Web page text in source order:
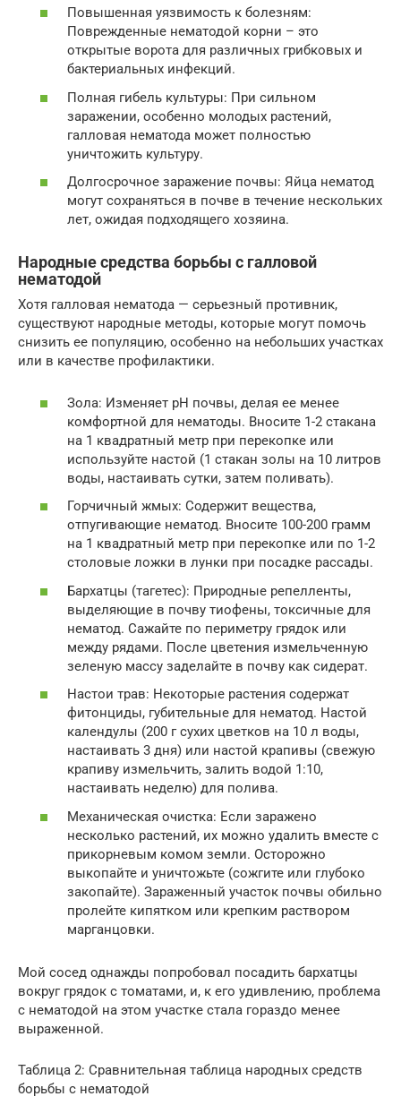
Повышенная уязвимость к болезням:
Поврежденные нематодой корни – это
открытые ворота для различных грибковых и
бактериальных инфекций.
Полная гибель культуры: При сильном
заражении, особенно молодых растений,
галловая нематода может полностью
уничтожить культуру.
Долгосрочное заражение почвы: Яйца нематод
могут сохраняться в почве в течение нескольких
лет, ожидая подходящего хозяина.
Народные средства борьбы с галловой
нематодой
Хотя галловая нематода — серьезный противник,
существуют народные методы, которые могут помочь
снизить ее популяцию, особенно на небольших участках
или в качестве профилактики.
Зола: Изменяет pH почвы, делая ее менее
комфортной для нематоды. Вносите 1-2 стакана
на 1 квадратный метр при перекопке или
используйте настой (1 стакан золы на 10 литров
воды, настаивать сутки, затем поливать).
Горчичный жмых: Содержит вещества,
отпугивающие нематод. Вносите 100-200 грамм
на 1 квадратный метр при перекопке или по 1-2
столовые ложки в лунки при посадке рассады.
Бархатцы (тагетес): Природные репелленты,
выделяющие в почву тиофены, токсичные для
нематод. Сажайте по периметру грядок или
между рядами. После цветения измельченную
зеленую массу заделайте в почву как сидерат.
Настои трав: Некоторые растения содержат
фитонциды, губительные для нематод. Настой
календулы (200 г сухих цветков на 10 л воды,
настаивать 3 дня) или настой крапивы (свежую
крапиву измельчить, залить водой 1:10,
настаивать неделю) для полива.
Механическая очистка: Если заражено
несколько растений, их можно удалить вместе с
прикорневым комом земли. Осторожно
выкопайте и уничтожьте (сожгите или глубоко
закопайте). Зараженный участок почвы обильно
пролейте кипятком или крепким раствором
марганцовки.
Мой сосед однажды попробовал посадить бархатцы
вокруг грядок с томатами, и, к его удивлению, проблема
с нематодой на этом участке стала гораздо менее
выраженной.
Таблица 2: Сравнительная таблица народных средств
борьбы с нематодой